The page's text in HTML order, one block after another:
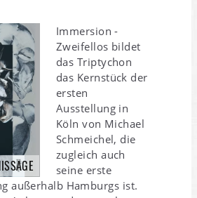
Immersion -
Zweifellos bildet
das Triptychon
das Kernstück der
ersten
Ausstellung in
Köln von Michael
Schmeichel, die
zugleich auch
seine erste
außerhalb Hamburgs ist.